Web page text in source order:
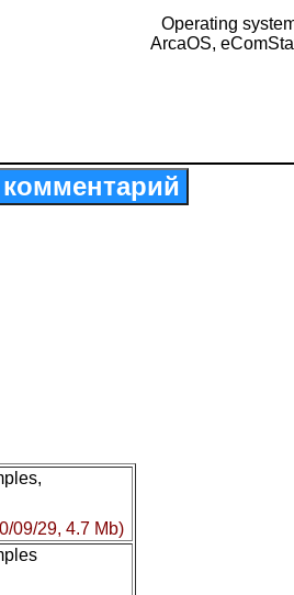
Operating
ArcaOS,
09/29, 4.7 Mb)